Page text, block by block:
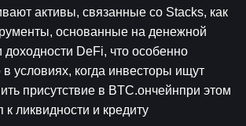
активы, связанные со Stacks, как
основанные на денежной
DeFi, что особенно
в условиях, когда инвесторы ищут
присутствие в BTC.ончейнпри этом
к ликвидности и кредиту